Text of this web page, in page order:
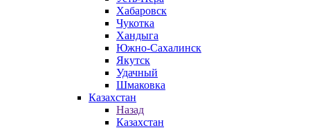
Хабаровск
Чукотка
Хандыга
Южно-Сахалинск
Якутск
Удачный
Шмаковка
Казахстан
Назад
Казахстан